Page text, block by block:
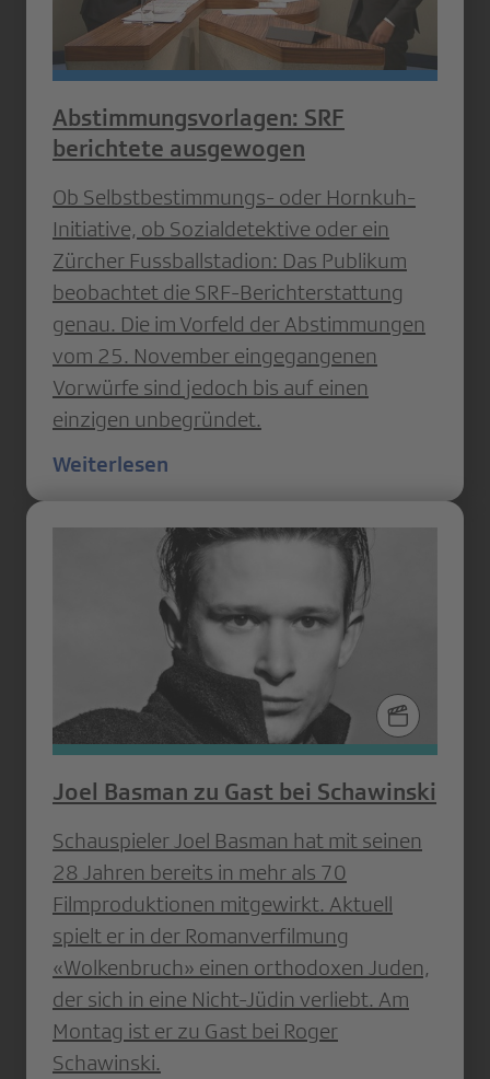
Abstimmungsvorlagen: SRF
berichtete ausgewogen
Ob Selbstbestimmungs- oder Hornkuh-
Initiative, ob Sozialdetektive oder ein
Zürcher Fussballstadion: Das Publikum
beobachtet die SRF-Berichterstattung
genau. Die im Vorfeld der Abstimmungen
vom 25. November eingegangenen
Vorwürfe sind jedoch bis auf einen
einzigen unbegründet.
Weiterlesen
Joel Basman zu Gast bei Schawinski
Schauspieler Joel Basman hat mit seinen
28 Jahren bereits in mehr als 70
Filmproduktionen mitgewirkt. Aktuell
spielt er in der Romanverfilmung
«Wolkenbruch» einen orthodoxen Juden,
der sich in eine Nicht-Jüdin verliebt. Am
Montag ist er zu Gast bei Roger
Schawinski.